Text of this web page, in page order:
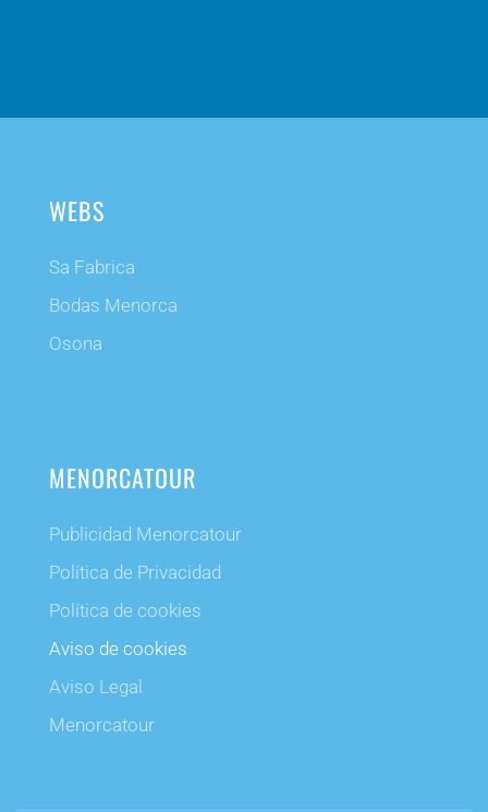
WEBS
Sa Fabrica
Bodas Menorca
Osona
MENORCATOUR
Publicidad Menorcatour
Política de Privacidad
Política de cookies
Aviso de cookies
Aviso Legal
Menorcatour